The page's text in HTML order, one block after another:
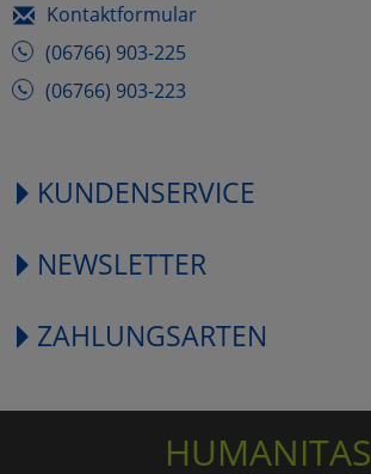
Kontaktformular
(06766) 903-225
(06766) 903-223
KUNDENSERVICE
NEWSLETTER
ZAHLUNGSARTEN
HUMANITAS